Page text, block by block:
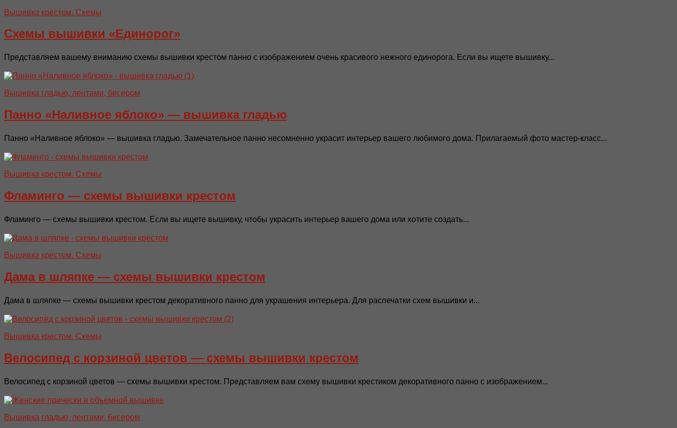
Вышивка крестом. Схемы
Схемы вышивки «Единорог»
Представляем вашему вниманию схемы вышивки крестом панно с изображением очень красивого нежного единорога. Если вы ищете вышивку...
Вышивка гладью, лентами, бисером
Панно «Наливное яблоко» — вышивка гладью
Панно «Наливное яблоко» — вышивка гладью. Замечательное панно несомненно украсит интерьер вашего любимого дома. Прилагаемый фото мастер-класс...
Вышивка крестом. Схемы
Фламинго — схемы вышивки крестом
Фламинго — схемы вышивки крестом. Если вы ищете вышивку, чтобы украсить интерьер вашего дома или хотите создать...
Вышивка крестом. Схемы
Дама в шляпке — схемы вышивки крестом
Дама в шляпке — схемы вышивки крестом декоративного панно для украшения интерьера. Для распечатки схем вышивки и...
Вышивка крестом. Схемы
Велосипед с корзиной цветов — схемы вышивки крестом
Велосипед с корзиной цветов — схемы вышивки крестом. Представляем вам схему вышивки крестиком декоративного панно с изображением...
Вышивка гладью, лентами, бисером